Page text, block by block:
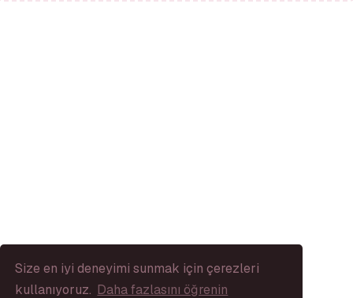
Size en iyi deneyimi sunmak için çerezleri
kullanıyoruz. Daha fazlasını öğrenin